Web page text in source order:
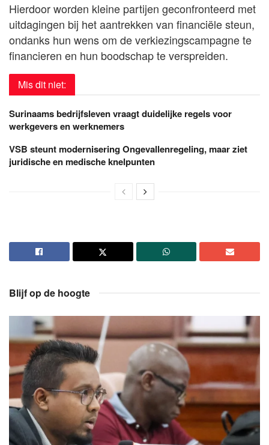
Hierdoor worden kleine partijen geconfronteerd met
uitdagingen bij het aantrekken van financiële steun,
ondanks hun wens om de verkiezingscampagne te
financieren en hun boodschap te verspreiden.
Mis dit niet:
Surinaams bedrijfsleven vraagt duidelijke regels voor
werkgevers en werknemers
VSB steunt modernisering Ongevallenregeling, maar ziet
juridische en medische knelpunten
Blijf op de hoogte